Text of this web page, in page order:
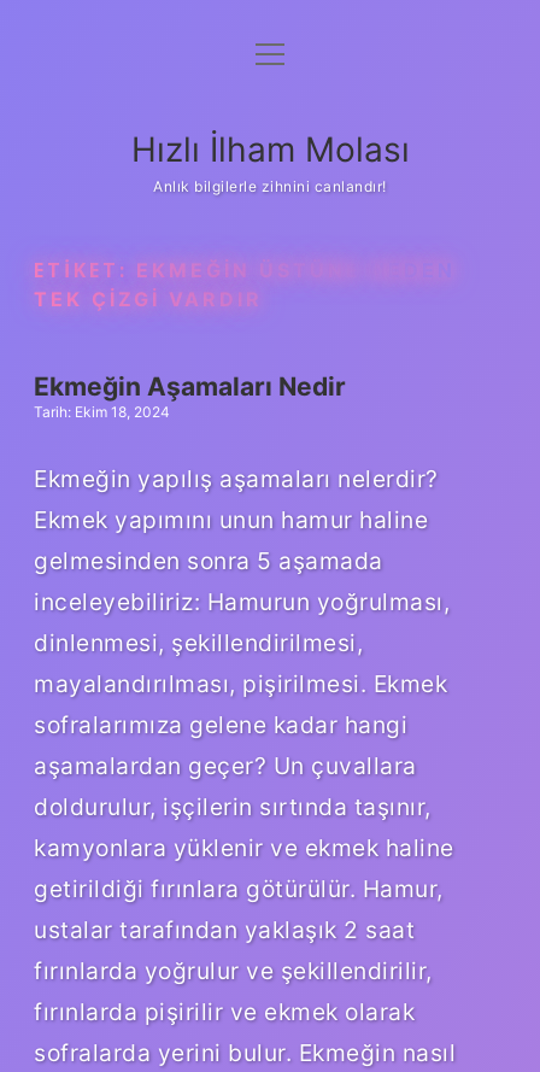
Anasayfa
Yasal Uyarı
menüyü
Hızlı İlham Molası
Anlık bilgilerle zihnini canlandır!
ETIKET: EKMEĞIN ÜSTÜNE NEDEN
TEK ÇIZGI VARDIR
Ekmeğin Aşamaları Nedir
Tarih: Ekim 18, 2024
Ekmeğin yapılış aşamaları nelerdir?
Ekmek yapımını unun hamur haline
gelmesinden sonra 5 aşamada
inceleyebiliriz: Hamurun yoğrulması,
dinlenmesi, şekillendirilmesi,
mayalandırılması, pişirilmesi. Ekmek
sofralarımıza gelene kadar hangi
aşamalardan geçer? Un çuvallara
doldurulur, işçilerin sırtında taşınır,
kamyonlara yüklenir ve ekmek haline
getirildiği fırınlara götürülür. Hamur,
ustalar tarafından yaklaşık 2 saat
fırınlarda yoğrulur ve şekillendirilir,
fırınlarda pişirilir ve ekmek olarak
sofralarda yerini bulur. Ekmeğin nasıl